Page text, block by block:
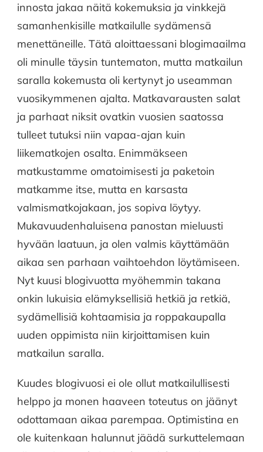
|
ERILAISEN
LUETUIMMAT
innosta jakaa näitä kokemuksia ja vinkkejä
samanhenkisille matkailulle sydämensä
menettäneille. Tätä aloittaessani blogimaailma
oli minulle täysin tuntematon, mutta matkailun
saralla kokemusta oli kertynyt jo useamman
vuosikymmenen ajalta. Matkavarausten salat
ja parhaat niksit ovatkin vuosien saatossa
tulleet tutuksi niin vapaa-ajan kuin
liikematkojen osalta. Enimmäkseen
matkustamme omatoimisesti ja paketoin
matkamme itse, mutta en karsasta
valmismatkojakaan, jos sopiva löytyy.
Mukavuudenhaluisena panostan mieluusti
hyvään laatuun, ja olen valmis käyttämään
aikaa sen parhaan vaihtoehdon löytämiseen.
Nyt kuusi blogivuotta myöhemmin takana
onkin lukuisia elämyksellisiä hetkiä ja retkiä,
sydämellisiä kohtaamisia ja roppakaupalla
uuden oppimista niin kirjoittamisen kuin
matkailun saralla.
Kuudes blogivuosi ei ole ollut matkailullisesti
helppo ja monen haaveen toteutus on jäänyt
odottamaan aikaa parempaa. Optimistina en
ole kuitenkaan halunnut jäädä surkuttelemaan